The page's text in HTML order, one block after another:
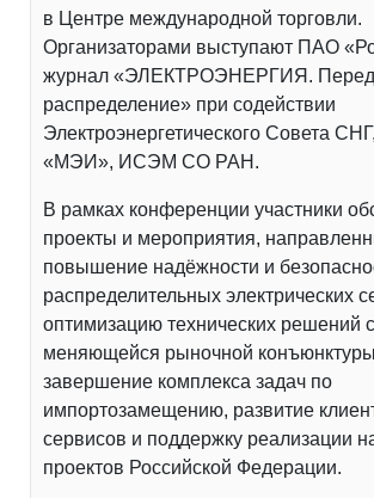
в Центре международной торговли.
Организаторами выступают ПАО
журнал «ЭЛЕКТРОЭНЕРГИЯ.
распределение» при содействии
Электроэнергетического Совета
«МЭИ», ИСЭМ СО РАН.
В рамках конференции участники
проекты и мероприятия,
повышение надёжности и
распределительных электрических
оптимизацию технических решений
меняющейся рыночной
завершение комплекса задач по
импортозамещению, развитие
сервисов и поддержку реализации
проектов Российской Федерации.